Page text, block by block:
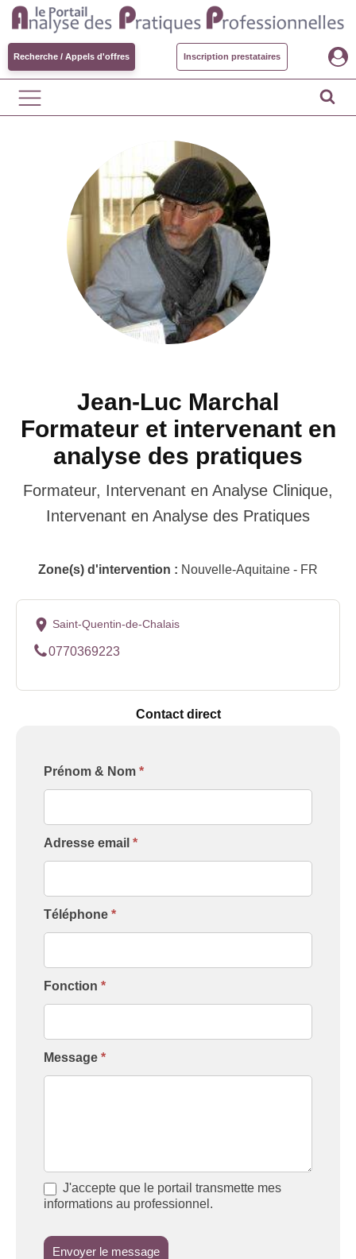
Recherche / Appels d'offres Inscription prestataires
Jean-Luc Marchal
Formateur et intervenant en
analyse des pratiques
Formateur, Intervenant en Analyse Clinique,
Intervenant en Analyse des Pratiques
Zone(s) d'intervention : Nouvelle-Aquitaine - FR
Saint-Quentin-de-Chalais
0770369223
Contact direct
Formulaire
[Contact
Prénom & Nom *
Adresse email *
Téléphone *
Fonction *
Message *
J'accepte que le portail transmette mes
informations au professionnel.
Envoyer le message